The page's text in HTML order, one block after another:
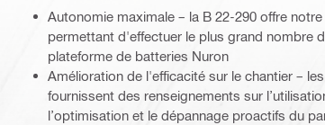
Autonomie maximale – la B 22-290 offre
permettant d'effectuer le plus grand nombre
plateforme de batteries Nuron
Amélioration de l'efficacité sur le chantier –
fournissent des renseignements sur
l’optimisation et le dépannage proactifs du